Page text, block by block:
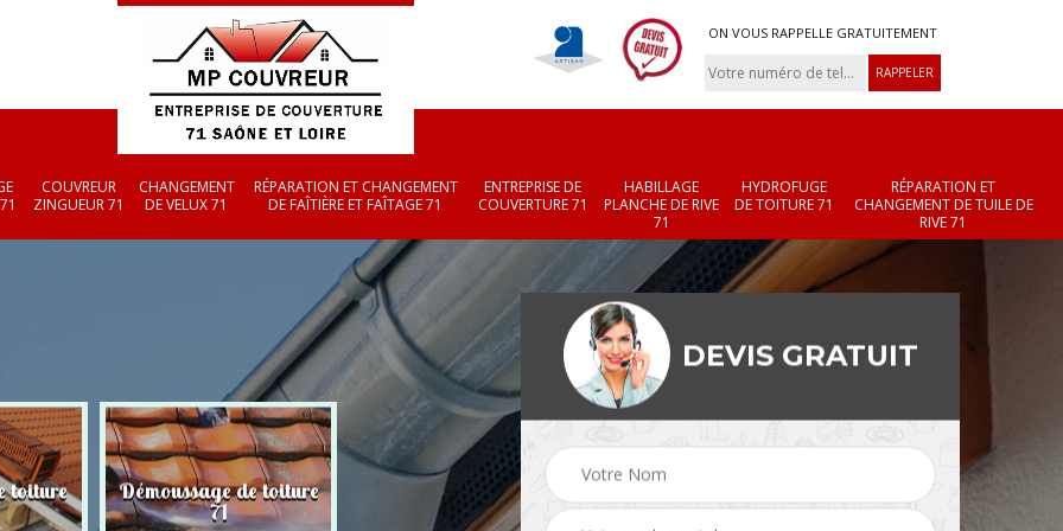
ON VOUS RAPPELLE GRATUITEMENT
COUVREUR
ZINGUEUR 71
CHANGEMENT
DE VELUX 71
RÉPARATION ET CHANGEMENT
DE FAÎTIÈRE ET FAÎTAGE 71
ENTREPRISE DE
COUVERTURE 71
HABILLAGE
PLANCHE DE RIVE
71
HYDROFUGE
DE TOITURE 71
RÉPARATION ET
CHANGEMENT DE TUILE DE
RIVE 71
toiture Démoussage de toiture
71 Couvreur zingueur 71 Changement de velux
71
Réparation et
changement de
et faîtage 71
DEVIS GRATUIT